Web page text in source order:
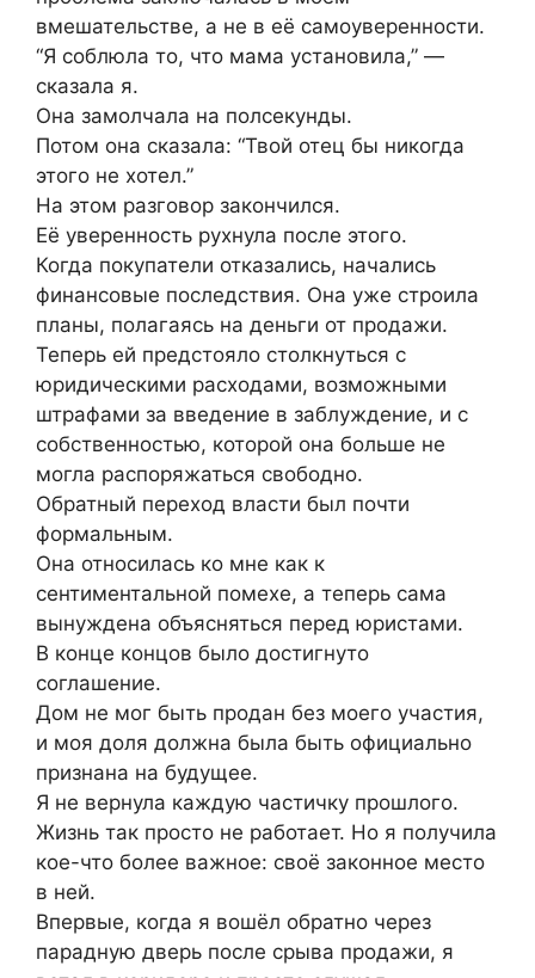
вмешательстве, а не в её самоуверенности.
“Я соблюла то, что мама установила,” —
сказала я.
Она замолчала на полсекунды.
Потом она сказала: “Твой отец бы никогда
этого не хотел.”
На этом разговор закончился.
Её уверенность рухнула после этого.
Когда покупатели отказались, начались
финансовые последствия. Она уже строила
планы, полагаясь на деньги от продажи.
Теперь ей предстояло столкнуться с
юридическими расходами, возможными
штрафами за введение в заблуждение, и с
собственностью, которой она больше не
могла распоряжаться свободно.
Обратный переход власти был почти
формальным.
Она относилась ко мне как к
сентиментальной помехе, а теперь сама
вынуждена объясняться перед юристами.
В конце концов было достигнуто
соглашение.
Дом не мог быть продан без моего участия,
и моя доля должна была быть официально
признана на будущее.
Я не вернула каждую частичку прошлого.
Жизнь так просто не работает. Но я получила
кое-что более важное: своё законное место
в ней.
Впервые, когда я вошёл обратно через
парадную дверь после срыва продажи, я